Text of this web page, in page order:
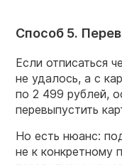
Способ 5.
Если отписаться
не удалось, а с
по 2 499 рублей,
перевыпустить
Но есть нюанс:
не к конкретному